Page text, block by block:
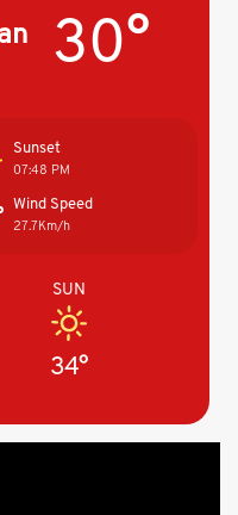
30°
Sunset
07:48 PM
Wind Speed
27.7Km/h
SUN
34°